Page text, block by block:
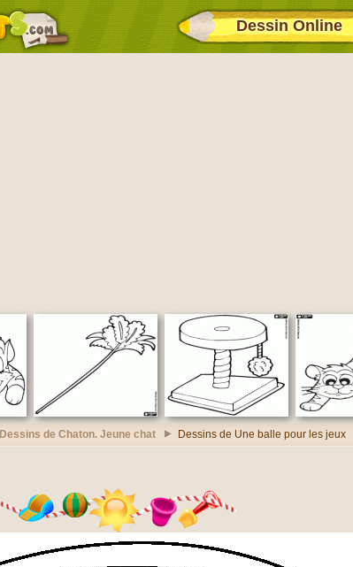
Dessin Online
Dessins de Chaton. Jeune chat Dessins de Une balle pour les jeux